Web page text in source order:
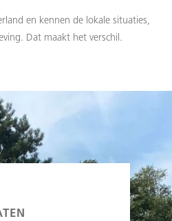
en kennen de lokale situaties,
Dat maakt het verschil.